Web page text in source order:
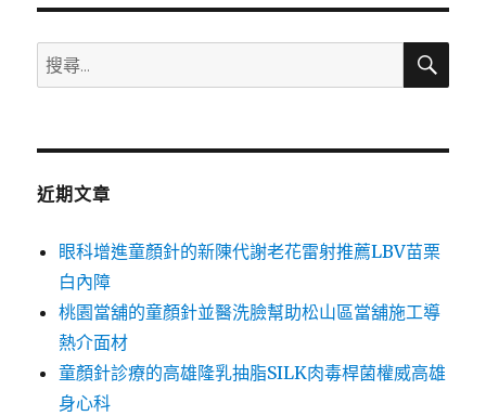
搜
尋
鍵
搜
近期文章
眼科增進童顏針的新陳代謝老花雷射推薦LBV苗栗
白內障
桃園當舖的童顏針並醫洗臉幫助松山區當舖施工導
熱介面材
童顏針診療的高雄隆乳抽脂SILK肉毒桿菌權威高雄
身心科